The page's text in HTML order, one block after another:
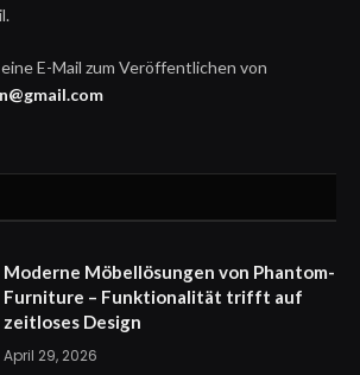
E-Mail zum Veröffentlichen von
Moderne Möbellösungen von Phantom-
Furniture – Funktionalität trifft auf
zeitloses Design
April 29, 2026